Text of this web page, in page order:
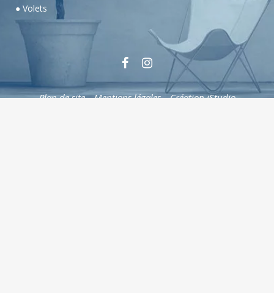
● Volets
Plan de site–Mentions légales–Création iStudio